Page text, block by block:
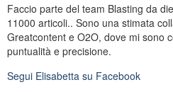
Faccio parte del team Blasting da
11000 articoli.. Sono una stimata
Greatcontent e O2O, dove mi sono
puntualità e precisione.
Segui Elisabetta su Facebook